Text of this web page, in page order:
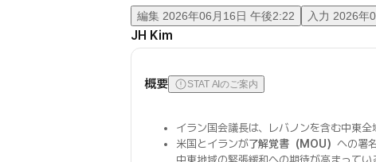
編集 2026年06月16日 午後2:22 入力 2026年
JH Kim
概要 STAT AIのご案内
イラン国会議長は、レバノンを含む中東全
米国とイランが了解覚書（MOU） への署